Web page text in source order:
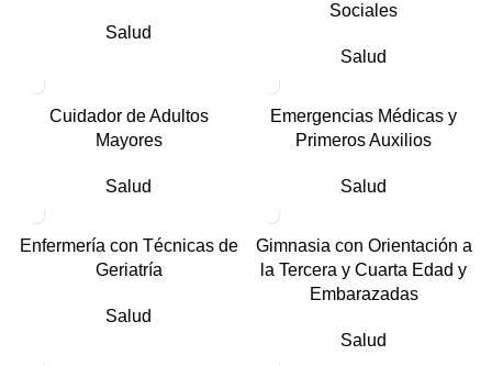
Salud
Sociales
Salud
Cuidador de Adultos
Mayores
Salud
Emergencias Médicas y
Primeros Auxilios
Salud
Enfermería con Técnicas de
Geriatría
Salud
Gimnasia con Orientación a
la Tercera y Cuarta Edad y
Embarazadas
Salud